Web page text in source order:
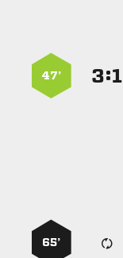
:
47’
65’